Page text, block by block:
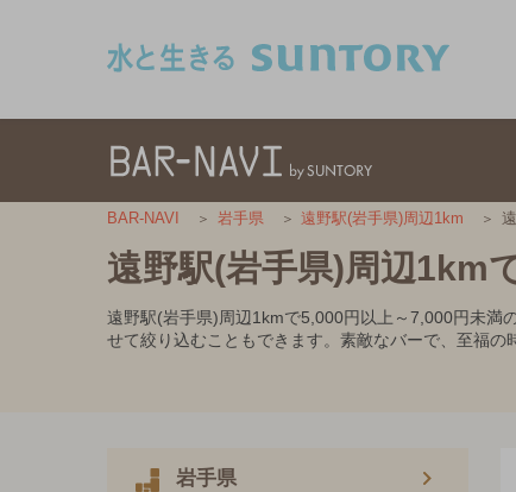
BAR-NAVI 岩手県 遠野駅(岩手県)周辺1km
遠野駅(岩手県)周辺1km
遠野駅(岩手県)周辺1kmで5,000円以上～7,000円未満
せて絞り込むこともできます。素敵なバーで、至福の
岩手県